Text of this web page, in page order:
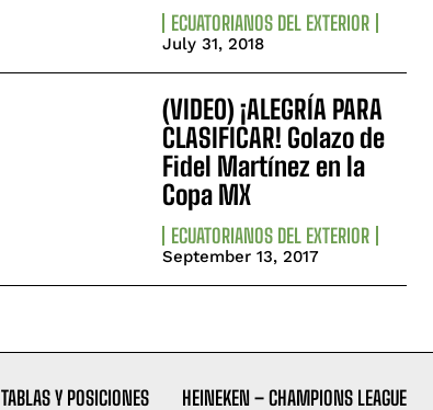
ECUATORIANOS DEL EXTERIOR
July 31, 2018
(VIDEO) ¡ALEGRÍA PARA
CLASIFICAR! Golazo de
Fidel Martínez en la
Copa MX
ECUATORIANOS DEL EXTERIOR
September 13, 2017
TABLAS Y POSICIONES HEINEKEN – CHAMPIONS LEAGUE